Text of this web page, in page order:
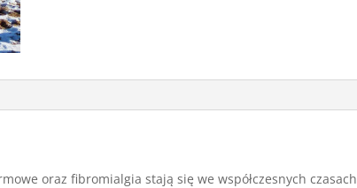
oraz fibromialgia stają się we współczesnych czasach